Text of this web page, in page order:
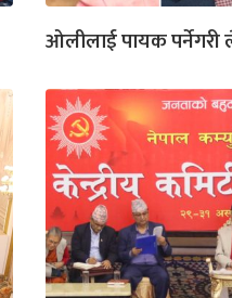
ओलीलाई पायक